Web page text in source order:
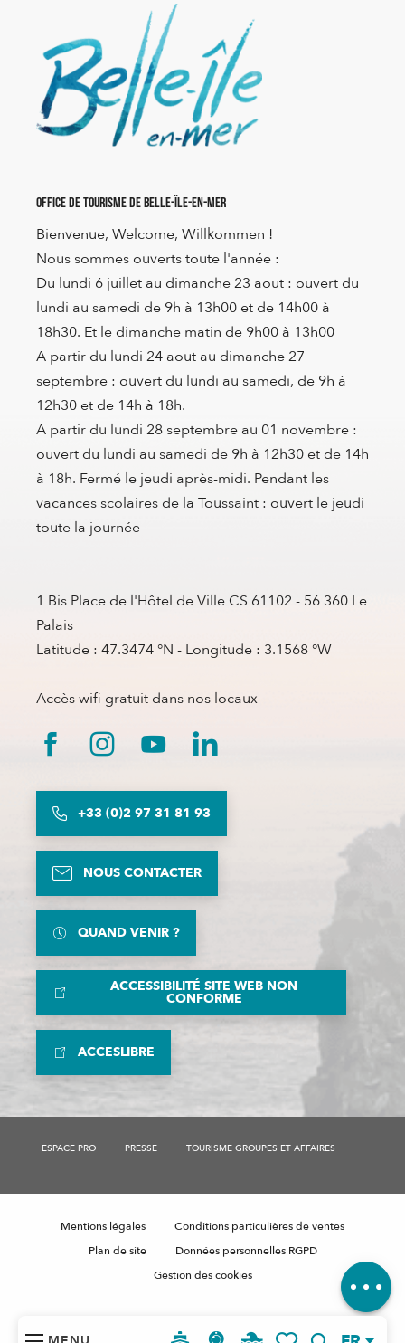
Contacter
Avis
Office de Tourisme de Belle-Île-en-Mer
Bienvenue, Welcome, Willkommen !
Nous sommes ouverts toute l'année :
Du lundi 6 juillet au dimanche 23 aout : ouvert du
lundi au samedi de 9h à 13h00 et de 14h00 à
18h30. Et le dimanche matin de 9h00 à 13h00
A partir du lundi 24 aout au dimanche 27
septembre : ouvert du lundi au samedi, de 9h à
12h30 et de 14h à 18h.
A partir du lundi 28 septembre au 01 novembre :
ouvert du lundi au samedi de 9h à 12h30 et de 14h
à 18h. Fermé le jeudi après-midi. Pendant les
vacances scolaires de la Toussaint : ouvert le jeudi
toute la journée
1 Bis Place de l'Hôtel de Ville CS 61102 - 56 360 Le
Palais
Latitude : 47.3474 °N - Longitude : 3.1568 °W
Accès wifi gratuit dans nos locaux
+33 (0)2 97 31 81 93
NOUS CONTACTER
QUAND VENIR ?
ACCESSIBILITÉ SITE WEB NON
CONFORME
ACCESLIBRE
ESPACE PRO PRESSE TOURISME GROUPES ET AFFAIRES
Mentions légales
Conditions particulières de ventes
Plan de site
Données personnelles RGPD
Gestion des cookies